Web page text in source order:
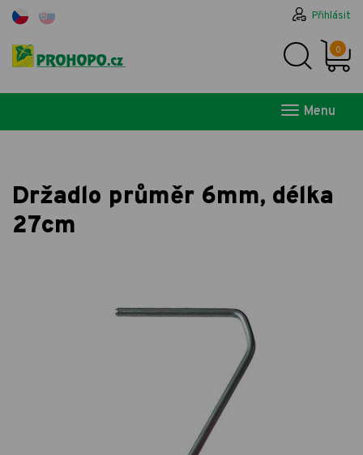
Přihlásit
0
Menu
Držadlo průměr 6mm, délka
27cm